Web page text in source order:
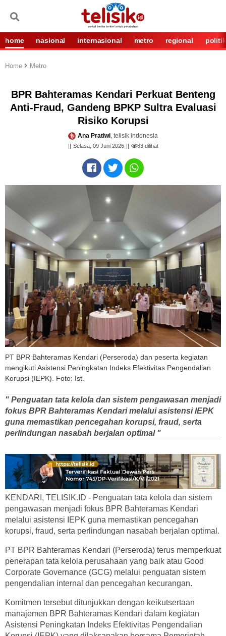
home nasional internasional metro regional politik
Home Metro
BPR Bahteramas Kendari Perkuat Benteng
Anti-Fraud, Gandeng BPKP Sultra Evaluasi
Risiko Korupsi
Ana Pratiwi, telisik indonesia
Selasa, 09 Juni 2026 83dilihat
PT BPR Bahteramas Kendari (Perseroda) dan peserta kegiatan
mengikuti Asistensi Peningkatan Indeks Efektivitas Pengendalian
Korupsi (IEPK). Foto: Ist.
" Penguatan tata kelola dan sistem pengawasan menjadi
fokus BPR Bahteramas Kendari melalui asistensi IEPK
guna memastikan pencegahan korupsi, fraud, serta
perlindungan nasabah berjalan optimal "
KENDARI, TELISIK.ID - Penguatan tata kelola dan sistem
pengawasan menjadi fokus BPR Bahteramas Kendari
melalui asistensi IEPK guna memastikan pencegahan
korupsi, fraud, serta perlindungan nasabah berjalan optimal.
PT BPR Bahteramas Kendari (Perseroda) terus memperkuat
penerapan tata kelola perusahaan yang baik atau Good
Corporate Governance (GCG) melalui penguatan sistem
pengendalian internal dan pencegahan kecurangan.
Komitmen tersebut ditunjukkan dengan keikutsertaan
manajemen BPR Bahteramas Kendari dalam kegiatan
Asistensi Peningkatan Indeks Efektivitas Pengendalian